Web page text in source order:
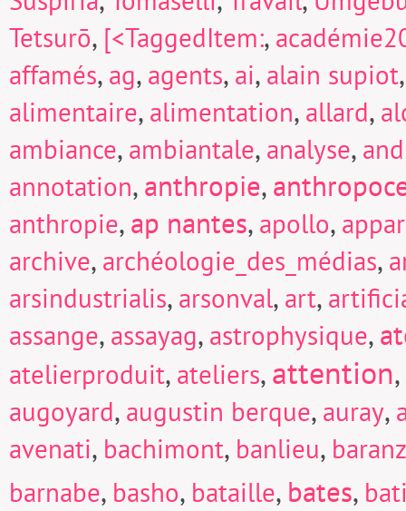
Tetsurō, [<TaggedItem:,
affamés, ag, agents, ai, alain supiot
alimentaire, alimentation, allard,
ambiance, ambiantale, analyse,
annotation,anthropie,
anthropie,ap nantes, apollo,
archive, archéologie_des_médias,
arsindustrialis, arsonval, art,
assange, assayag, astrophysique,
atelierproduit, ateliers,attention,
augoyard, augustin berque, auray,
avenati, bachimont, banlieu,
barnabe, basho, bataille, bates,